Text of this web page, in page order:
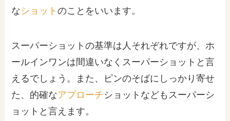
なショットのことをいいます。
スーパーショットの基準は人それぞれですが、ホ
ールインワンは間違いなくスーパーショットと言
えるでしょう。また、ピンのそばにしっかり寄せ
た、的確なアプローチショットなどもスーパーシ
ョットと言えます。